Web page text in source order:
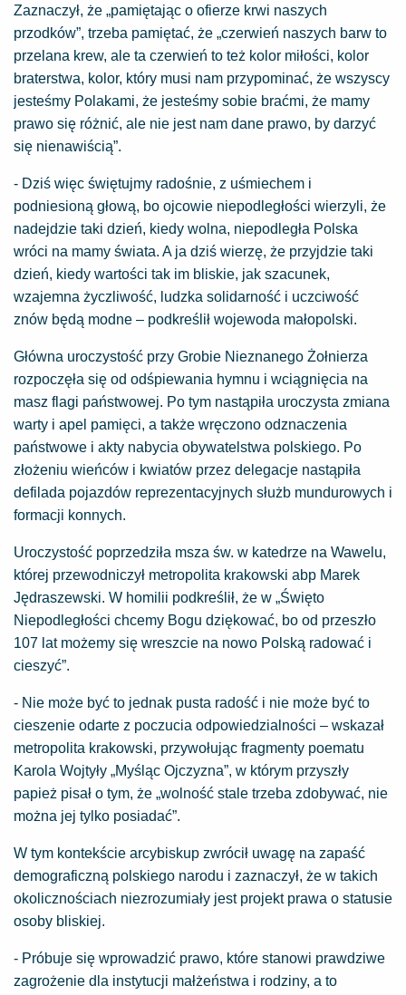
Zaznaczył, że „pamiętając o ofierze krwi naszych
przodków”, trzeba pamiętać, że „czerwień naszych barw to
przelana krew, ale ta czerwień to też kolor miłości, kolor
braterstwa, kolor, który musi nam przypominać, że wszyscy
jesteśmy Polakami, że jesteśmy sobie braćmi, że mamy
prawo się różnić, ale nie jest nam dane prawo, by darzyć
się nienawiścią”.
- Dziś więc świętujmy radośnie, z uśmiechem i
podniesioną głową, bo ojcowie niepodległości wierzyli, że
nadejdzie taki dzień, kiedy wolna, niepodległa Polska
wróci na mamy świata. A ja dziś wierzę, że przyjdzie taki
dzień, kiedy wartości tak im bliskie, jak szacunek,
wzajemna życzliwość, ludzka solidarność i uczciwość
znów będą modne – podkreślił wojewoda małopolski.
Główna uroczystość przy Grobie Nieznanego Żołnierza
rozpoczęła się od odśpiewania hymnu i wciągnięcia na
masz flagi państwowej. Po tym nastąpiła uroczysta zmiana
warty i apel pamięci, a także wręczono odznaczenia
państwowe i akty nabycia obywatelstwa polskiego. Po
złożeniu wieńców i kwiatów przez delegacje nastąpiła
defilada pojazdów reprezentacyjnych służb mundurowych i
formacji konnych.
Uroczystość poprzedziła msza św. w katedrze na Wawelu,
której przewodniczył metropolita krakowski abp Marek
Jędraszewski. W homilii podkreślił, że w „Święto
Niepodległości chcemy Bogu dziękować, bo od przeszło
107 lat możemy się wreszcie na nowo Polską radować i
cieszyć”.
- Nie może być to jednak pusta radość i nie może być to
cieszenie odarte z poczucia odpowiedzialności – wskazał
metropolita krakowski, przywołując fragmenty poematu
Karola Wojtyły „Myśląc Ojczyzna”, w którym przyszły
papież pisał o tym, że „wolność stale trzeba zdobywać, nie
można jej tylko posiadać”.
W tym kontekście arcybiskup zwrócił uwagę na zapaść
demograficzną polskiego narodu i zaznaczył, że w takich
okolicznościach niezrozumiały jest projekt prawa o statusie
osoby bliskiej.
- Próbuje się wprowadzić prawo, które stanowi prawdziwe
zagrożenie dla instytucji małżeństwa i rodziny, a to